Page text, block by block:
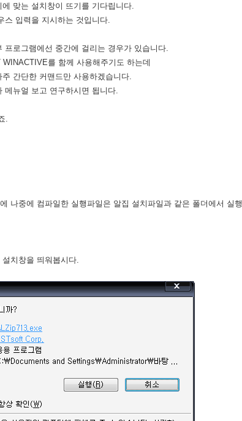
맞는 설치창이 뜨기를 기다립니다.
스 입력을 지시하는 것입니다.
로그램에선 중간에 걸리는 경우가 있습니다.
를 함께 사용해주기도 하는데
간단한 커맨드만 사용하겠습니다.
메뉴얼 보고 연구하시면 됩니다.
.
나중에 컴파일한 실행파일은 알집 설치파일과 같은 폴더에서 실행
치창을 띄워봅시다.